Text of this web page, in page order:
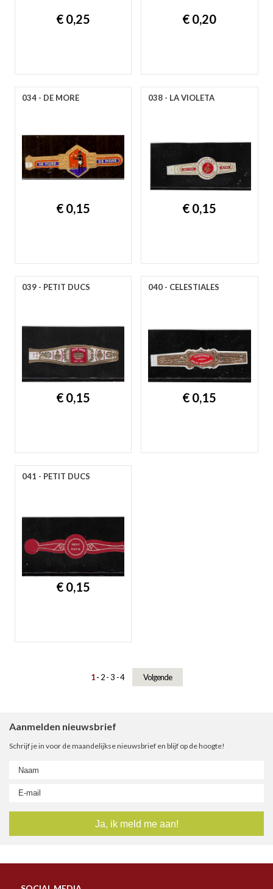
€ 0,25 € 0,20
034 - DE MORE
€ 0,15
038 - LA VIOLETA
€ 0,15
039 - PETIT DUCS
€ 0,15
040 - CELESTIALES
€ 0,15
041 - PETIT DUCS
€ 0,15
1 2 3 4 Volgende
Aanmelden nieuwsbrief
Schrijf je in voor de maandelijkse nieuwsbrief en blijf op de hoogte!